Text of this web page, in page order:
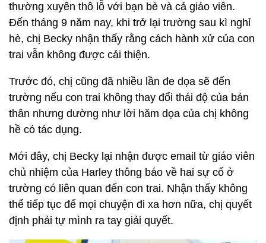
thường xuyên thô lỗ với bạn bè và cả giáo viên.
Đến tháng 9 năm nay, khi trở lại trường sau kì nghỉ
hè, chị Becky nhận thấy rằng cách hành xử của con
trai vẫn không được cải thiện.
Trước đó, chị cũng đã nhiều lần đe dọa sẽ đến
trường nếu con trai không thay đổi thái độ của bản
thân nhưng dường như lời hăm dọa của chị không
hề có tác dụng.
Mới đây, chị Becky lại nhận được email từ giáo viên
chủ nhiệm của Harley thông báo về hai sự cố ở
trường có liên quan đến con trai. Nhận thấy không
thể tiếp tục để mọi chuyện đi xa hơn nữa, chị quyết
định phải tự mình ra tay giải quyết.